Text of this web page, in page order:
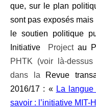
que, sur le plan
sont pas exposés
le soutien politique
Initiative
Projectau
PHTK (voir là-
dans la
Revue
2016/17 : « La
savoir : l’initiative MIT-